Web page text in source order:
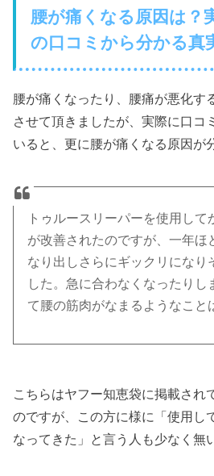
腰が痛くなる原因は？
の口コミから分かる真
腰が痛くなったり、腰痛が悪化す
させて頂きましたが、実際に口コ
いると、更に腰が痛くなる原因が
トゥルースリーパーを使用して
が改善されたのですが、一年ほ
なり出しさらにギックリになり
した。急に合わなくなったりし
て腰の筋肉がなまるようなこと
こちらはヤフー知恵袋に掲載され
のですが、この方に様に「使用し
なってきた」と言う人も少なく無